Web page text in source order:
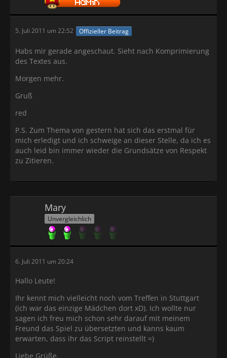
5. Juli 2011 um 22:52 Offizieller Beitrag
Habs mir gerade angeschaut. Sieht nach Komprimierung
des Textes aus.
Morgen mehr.
Gruß
red
P.S. Zum Thema von gestern hat sich das erstmal für
mich erledigt und ich schweige an dieser Stelle, da ich es
auch leid bin immer wieder die Grundsätze von Respekt
zu Zitieren.
Mary
Unvergleichlich
6. Juli 2011 um 20:24
Hallo Leute!
Ihr kennt mich vielleicht noch vom Treffen in Stuttgart
(ich war das einzige Mädchen dort xD). Ich wollte nur
sagen ich freu mich schon sehr darauf mit meinem
Freund das Spiel zu übersetzten und kanns kaum
erwarten, dass ihr das Script reinstellt =)
Liebe Grüße,